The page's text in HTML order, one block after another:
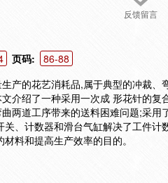
反馈留言
页码:
86-88
产的花艺消耗品,属于典型的冲裁
介绍了一种采用一次成 形花针的
两道工序带来的送料困难问题;采
关、计数器和滑台气缸解决了工件
料和提高生产效率的目的。